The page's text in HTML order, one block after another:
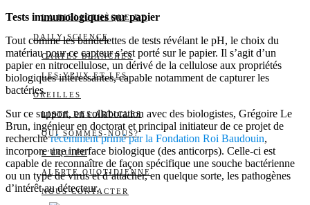
LA BIBLIOTHÈQUE DE
DAILY SCIENCE
CARTES BLANCHES
LES YEUX ET LES
OREILLES
LISTE DES ARTICLES
QUI SOMMES-NOUS?
L’ÉQUIPE
ALERTE QUOTIDIENNE
NOUS CONTACTER
Tests immunologiques sur papier
Tout comme les bandelettes de tests révélant le pH, le choix du
matériau pour ce capteur s’est porté sur le papier. Il s’agit d’un
papier en nitrocellulose, un dérivé de la cellulose aux propriétés
biologiques intéressantes, capable notamment de capturer les
bactéries.
Sur ce support, en collaboration avec des biologistes, Grégoire Le
Brun, ingénieur en doctorat et principal initiateur de ce projet de
rechercherécemment primé par la Fondation Roi Baudouin,
incorpore une interface biologique (des anticorps). Celle-ci est
capable de reconnaître de façon spécifique une souche bactérienne
ou un type de virus et d’attacher, en quelque sorte, les pathogènes
d’intérêt au détecteur.